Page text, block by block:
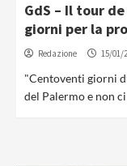
GdS – Il tour
giorni per la
Redazione 15/01/
"Centoventi giorni
del Palermo e non